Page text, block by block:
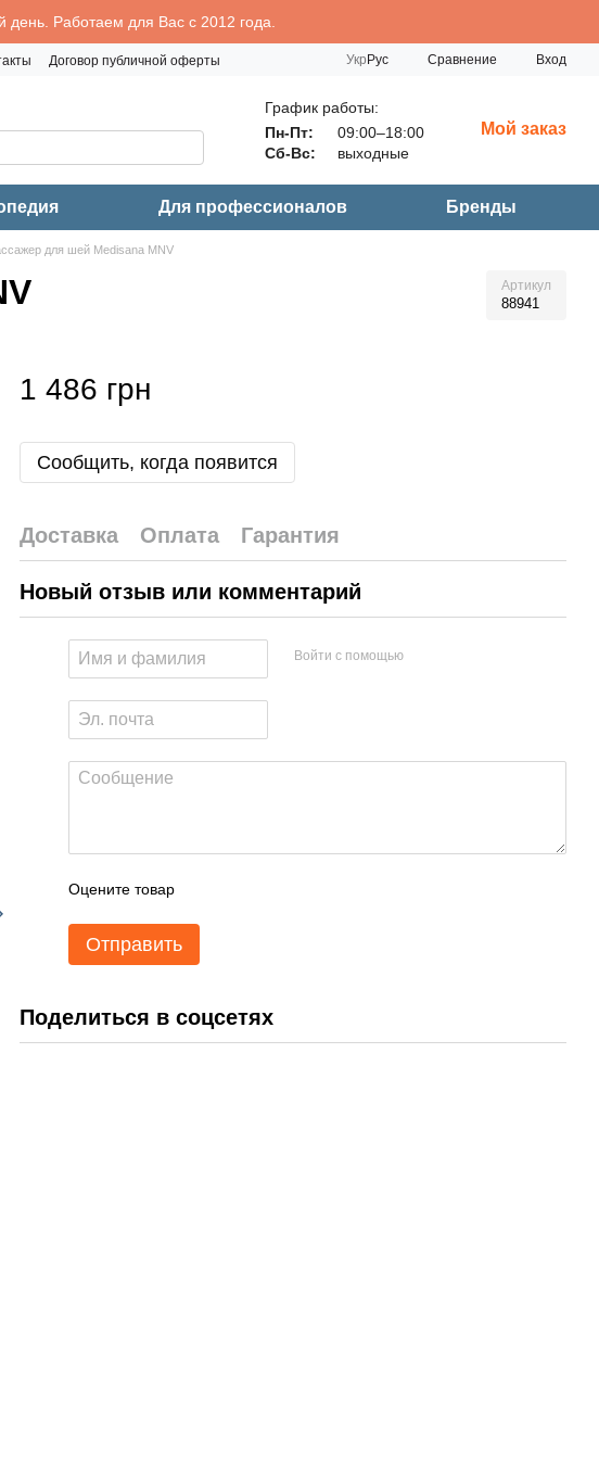
Работаем для Вас с 2012 года.
Договор публичной оферты
Укр Рус Сравнение Вход
График работы:
Пн-Пт:
09:00–18:00
Сб-Вс:
выходные
Мой заказ
Для профессионалов Бренды
для шей Medisana MNV
Артикул
88941
1 486 грн
Сообщить, когда появится
Доставка Оплата Гарантия
Новый отзыв или комментарий
Войти с помощью
Оцените товар
Отправить
Поделиться в соцсетях